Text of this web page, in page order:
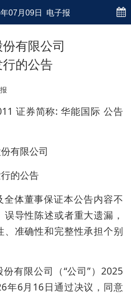
07月09日 电子报
有限公司
的公告
证券简称: 华能国际 公告
有限公司
的公告
全体董事保证本公告内容不
导性陈述或者重大遗漏，
、准确性和完整性承担个别
有限公司（“公司”）2025
年6月16日通过决议，同意